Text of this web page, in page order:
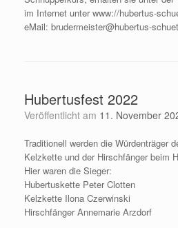
im Internet unter www://hubertus-
eMail: brudermeister@hubertus-
Hubertusfest 2022
Veröffentlicht am 11. November
Traditionell werden die Würdenträger
Kelzkette und der Hirschfänger beim
Hier waren die Sieger:
Hubertuskette Peter Clotten
Kelzkette Ilona Czerwinski
Hirschfänger Annemarie Arzdorf